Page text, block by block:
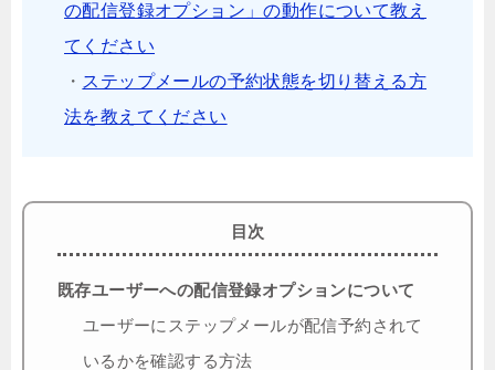
の配信登録オプション」の動作について教え
てください
・ ステップメールの予約状態を切り替える方
法を教えてください
目次
既存ユーザーへの配信登録オプションについて
ユーザーにステップメールが配信予約されて
いるかを確認する方法